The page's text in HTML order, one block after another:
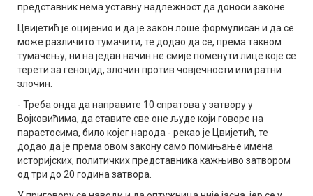
представник нема уставну надлежност да доноси законе.
Цвијетић је оцијенио и да је закон лоше формулисан и да се
може различито тумачити, те додао да се, према таквом
тумачењу, ни на један начин не смије поменути лице које се
терети за геноцид, злочин против човјечности или ратни
злочин.
- Треба онда да направите 10 спратова у затвору у
Војковићима, да ставите све оне људе који говоре на
парастосима, било којег народа - рекао је Цвијетић, те
додао да је према овом закону само помињање имена
историјских, политичких представника кажњиво затвором
од три до 20 година затвора.